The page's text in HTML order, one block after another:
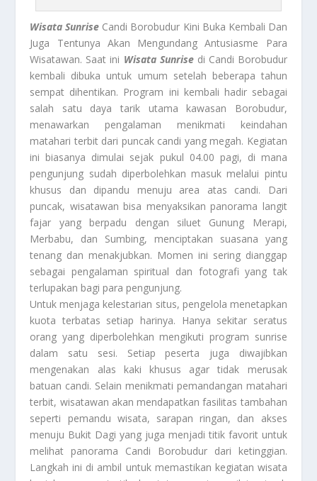
Wisata Sunrise Candi Borobudur Kini Buka Kembali Dan
Juga Tentunya Akan Mengundang Antusiasme Para
Wisatawan. Saat ini Wisata Sunrisedi Candi Borobudur
kembali dibuka untuk umum setelah beberapa tahun
sempat dihentikan. Program ini kembali hadir sebagai
salah satu daya tarik utama kawasan Borobudur,
menawarkan pengalaman menikmati keindahan
matahari terbit dari puncak candi yang megah. Kegiatan
ini biasanya dimulai sejak pukul 04.00 pagi, di mana
pengunjung sudah diperbolehkan masuk melalui pintu
khusus dan dipandu menuju area atas candi. Dari
puncak, wisatawan bisa menyaksikan panorama langit
fajar yang berpadu dengan siluet Gunung Merapi,
Merbabu, dan Sumbing, menciptakan suasana yang
tenang dan menakjubkan. Momen ini sering dianggap
sebagai pengalaman spiritual dan fotografi yang tak
terlupakan bagi para pengunjung.
Untuk menjaga kelestarian situs, pengelola menetapkan
kuota terbatas setiap harinya. Hanya sekitar seratus
orang yang diperbolehkan mengikuti program sunrise
dalam satu sesi. Setiap peserta juga diwajibkan
mengenakan alas kaki khusus agar tidak merusak
batuan candi. Selain menikmati pemandangan matahari
terbit, wisatawan akan mendapatkan fasilitas tambahan
seperti pemandu wisata, sarapan ringan, dan akses
menuju Bukit Dagi yang juga menjadi titik favorit untuk
melihat panorama Candi Borobudur dari ketinggian.
Langkah ini di ambil untuk memastikan kegiatan wisata